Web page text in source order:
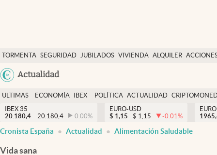
TORMENTA SEGURIDAD JUBILADOS VIVIENDA ALQUILER
Colombia
Actualidad
Economía y finanzas
Política
Actualidad
Criptomonedas
España
ULTIMAS
NOTICIAS
ECONOMÍA
FINANZAS
IBEX
EURO
POLÍTICA ACTUALIDAD
IBEX 35
20.180,4
20.180,4 0.00%
EURO-USD
$ 1,15 $ 1,15 -0.01%
Cronista España Actualidad Alimentación Saludable
Vida sana